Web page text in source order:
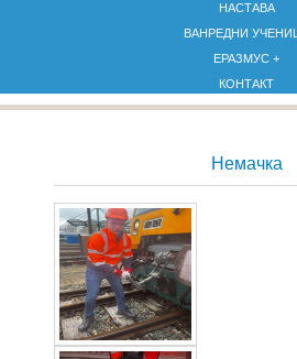
НАСТАВА
ВАНРЕДНИ
ЕРАЗМУС +
КОНТАКТ
Немачка